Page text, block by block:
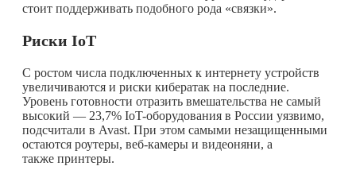
стоит поддерживать подобного рода «связки».
Риски IoT
С ростом числа подключенных к интернету устройств
увеличиваются и риски кибератак на последние.
Уровень готовности отразить вмешательства не самый
высокий — 23,7% IoT-оборудования в России уязвимо,
подсчитали в Avast. При этом самыми незащищенными
остаются роутеры, веб-камеры и видеоняни, а
также принтеры.